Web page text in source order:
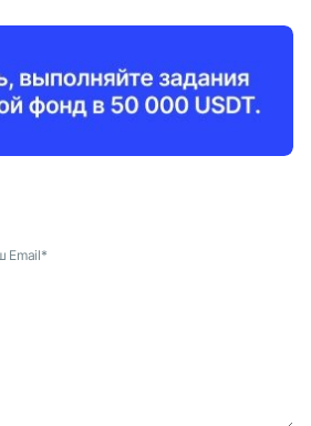
Email*